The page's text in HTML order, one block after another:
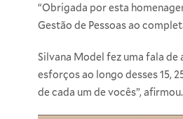
“Obrigada por esta
Gestão de Pessoas ao
Silvana Model fez uma fala
esforços ao longo desses 15,
de cada um de vocês”, afirmou.